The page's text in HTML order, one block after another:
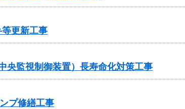
等更新工事
央監視制御装置）長寿命化対策工事
プ修繕工事